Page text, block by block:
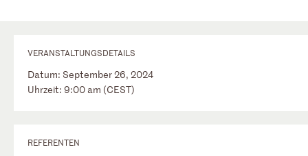
VERANSTALTUNGSDETAILS
Datum: September 26, 2024
Uhrzeit: 9:00 am (CEST)
REFERENTEN